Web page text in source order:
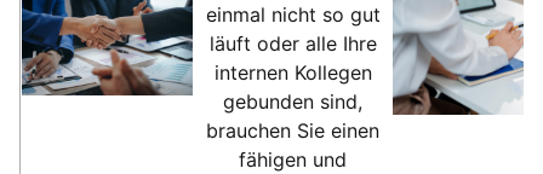
einmal nicht so gut
läuft oder alle Ihre
internen Kollegen
gebunden sind,
brauchen Sie einen
fähigen und